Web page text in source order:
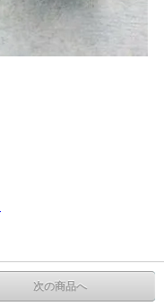
次の商品へ